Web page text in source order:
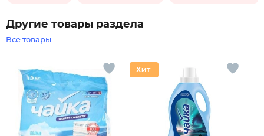
Другие товары раздела
Все товары